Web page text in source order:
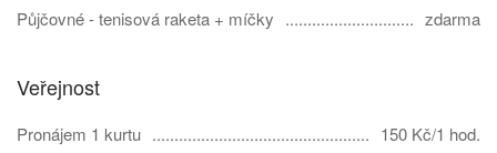
Půjčovné - tenisová raketa + míčky
zdarma
Veřejnost
Pronájem 1 kurtu
150 Kč/1 hod.